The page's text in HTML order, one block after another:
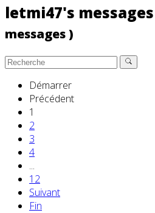
letmi47's
messages )
Démarrer
Précédent
1
2
3
4
...
12
Suivant
Fin